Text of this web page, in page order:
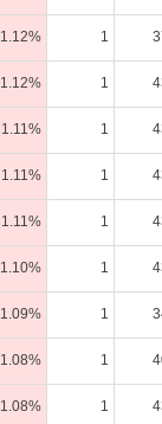
1.12% 1
1.12% 1
1.11% 1
1.11% 1
1.11% 1
1.10% 1
1.09% 1
1.08% 1
1.08% 1